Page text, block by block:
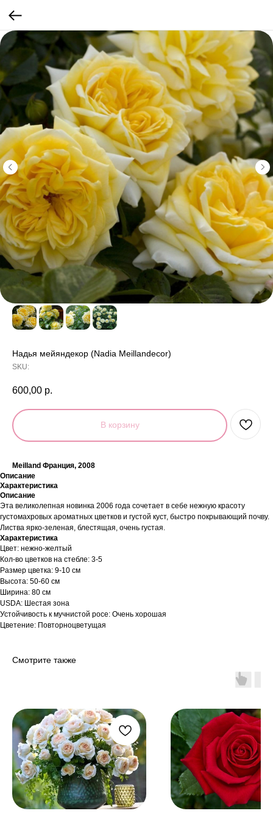
Надья мейяндекор (Nadia Meillandecor)
SKU:
600,00 р.
В корзину
Meilland Франция, 2008
Описание
Характеристика
Описание
Эта великолепная новинка 2006 года сочетает в себе нежную красоту
густомахровых ароматных цветков и густой куст, быстро покрывающий почву.
Листва ярко-зеленая, блестящая, очень густая.
Характеристика
Цвет: нежно-желтый
Кол-во цветков на стебле: 3-5
Размер цветка: 9-10 см
Высота: 50-60 см
Ширина: 80 см
USDA: Шестая зона
Устойчивость к мучнистой росе: Очень хорошая
Цветение: Повторноцветущая
Смотрите также